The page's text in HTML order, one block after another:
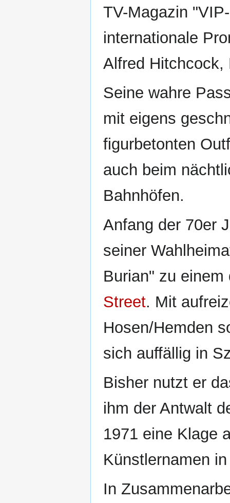
TV-Magazin
internationale
Alfred Hitchcock,
Seine wahre
mit eigens
figurbetonten
auch beim
Bahnhöfen.
Anfang der 70er
seiner
Burian" zu
Street. Mit
Hosen/Hemden
sich auffällig in
Bisher nutzt er
ihm der Antwalt
1971 eine Klage
Künstlernamen
In